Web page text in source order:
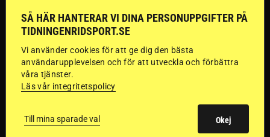
Dyraste
ridhjälmarna blev
sämst i test
Stort test av ridhjälmar
Folksam har testat 15 ridhjälmar i olika
prisklasser för att se vilken som är den säkraste.
Det visar sig vara stor skillnad på säkerheten
SÅ HÄR HANTERAR VI DINA PERSONUPPGIFTER PÅ
TIDNINGENRIDSPORT.SE
Vi använder cookies för att ge dig den bästa
användarupplevelsen och för att utveckla och förbättra
våra tjänster.
Läs vår integritetspolicy
Till mina sparade val Okej